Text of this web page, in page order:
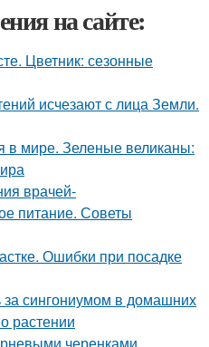
на сайте:
Цветник: сезонные
исчезают с лица Земли.
мире. Зеленые великаны:
врачей-
питание. Советы
Ошибки при посадке
за сингониумом в домашних
растении
черенками.